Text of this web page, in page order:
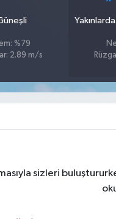
%79
2.89 m/s
sizleri